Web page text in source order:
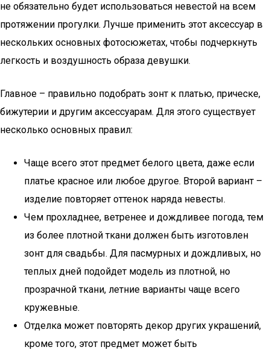
не обязательно будет использоваться невестой на всем
протяжении прогулки. Лучше применить этот аксессуар в
нескольких основных фотосюжетах, чтобы подчеркнуть
легкость и воздушность образа девушки.
Главное – правильно подобрать зонт к платью, прическе,
бижутерии и другим аксессуарам. Для этого существует
несколько основных правил:
Чаще всего этот предмет белого цвета, даже если
платье красное или любое другое. Второй вариант –
изделие повторяет оттенок наряда невесты.
Чем прохладнее, ветренее и дождливее погода, тем
из более плотной ткани должен быть изготовлен
зонт для свадьбы. Для пасмурных и дождливых, но
теплых дней подойдет модель из плотной, но
прозрачной ткани, летние варианты чаще всего
кружевные.
Отделка может повторять декор других украшений,
кроме того, этот предмет может быть